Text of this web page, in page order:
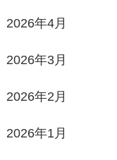
2026年4月
2026年3月
2026年2月
2026年1月